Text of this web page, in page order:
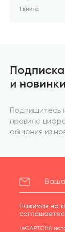
1 книга
и новинки
Подпишитесь
правила
общения из
Нажимая на
reCAPTCHA